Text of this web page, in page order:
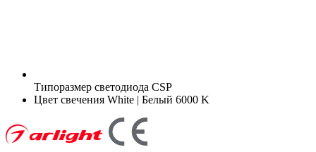
Типоразмер светодиода CSP
Цвет свечения White | Белый 6000 K